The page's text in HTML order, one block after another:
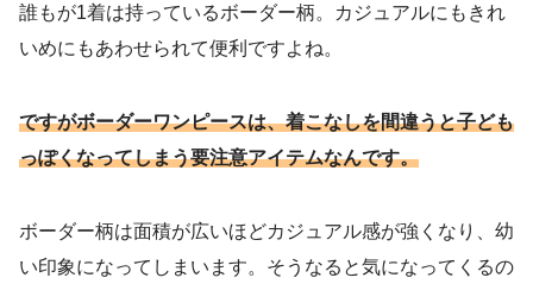
誰もが1着は持っているボーダー柄。カジュアルにもきれ
いめにもあわせられて便利ですよね。
ですがボーダーワンピースは、着こなしを間違うと子ども
っぽくなってしまう要注意アイテムなんです。
ボーダー柄は面積が広いほどカジュアル感が強くなり、幼
い印象になってしまいます。そうなると気になってくるの